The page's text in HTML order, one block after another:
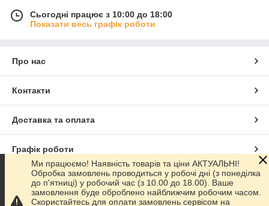
Сьогодні працює з 10:00 до 18:00
Показати весь графік роботи
Про нас
Контакти
Доставка та оплата
Графік роботи
Повна версія сайту
Ми працюємо! Наявність товарів та ціни АКТУАЛЬНІ!
Обробка замовлень проводиться у робочі дні (з понеділка
до п'ятниці) у робочий час (з 10.00 до 18.00). Ваше
замовлення буде оброблено найближчим робочим часом.
Скористайтесь для оплати замовлень сервісом на